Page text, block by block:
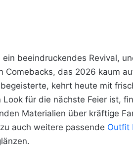
ein beeindruckendes Revival,
Comebacks, das 2026 kaum
kehrt heute mit
für die nächste Feier ist,
Materialien über kräftige
auch weitere passende Outfit